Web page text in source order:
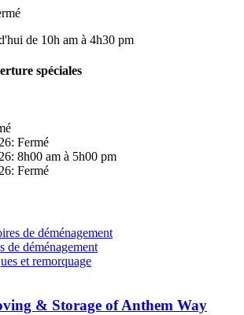
de 10h am à 4h30 pm
spéciales
Fermé
8h00 am à 5h00 pm
Fermé
de déménagement
de déménagement
et remorquage
& Storage of Anthem Way